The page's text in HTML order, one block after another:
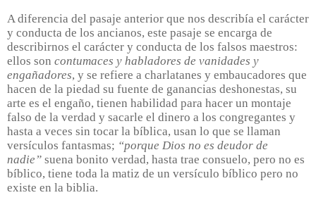
A diferencia del pasaje anterior que nos describía el carácter
y conducta de los ancianos, este pasaje se encarga de
describirnos el carácter y conducta de los falsos maestros:
ellos son contumaces y habladores de vanidades y
engañadores, y se refiere a charlatanes y embaucadores que
hacen de la piedad su fuente de ganancias deshonestas, su
arte es el engaño, tienen habilidad para hacer un montaje
falso de la verdad y sacarle el dinero a los congregantes y
hasta a veces sin tocar la bíblica, usan lo que se llaman
versículos fantasmas; “porque Dios no es deudor de
nadie” suena bonito verdad, hasta trae consuelo, pero no es
bíblico, tiene toda la matiz de un versículo bíblico pero no
existe en la biblia.